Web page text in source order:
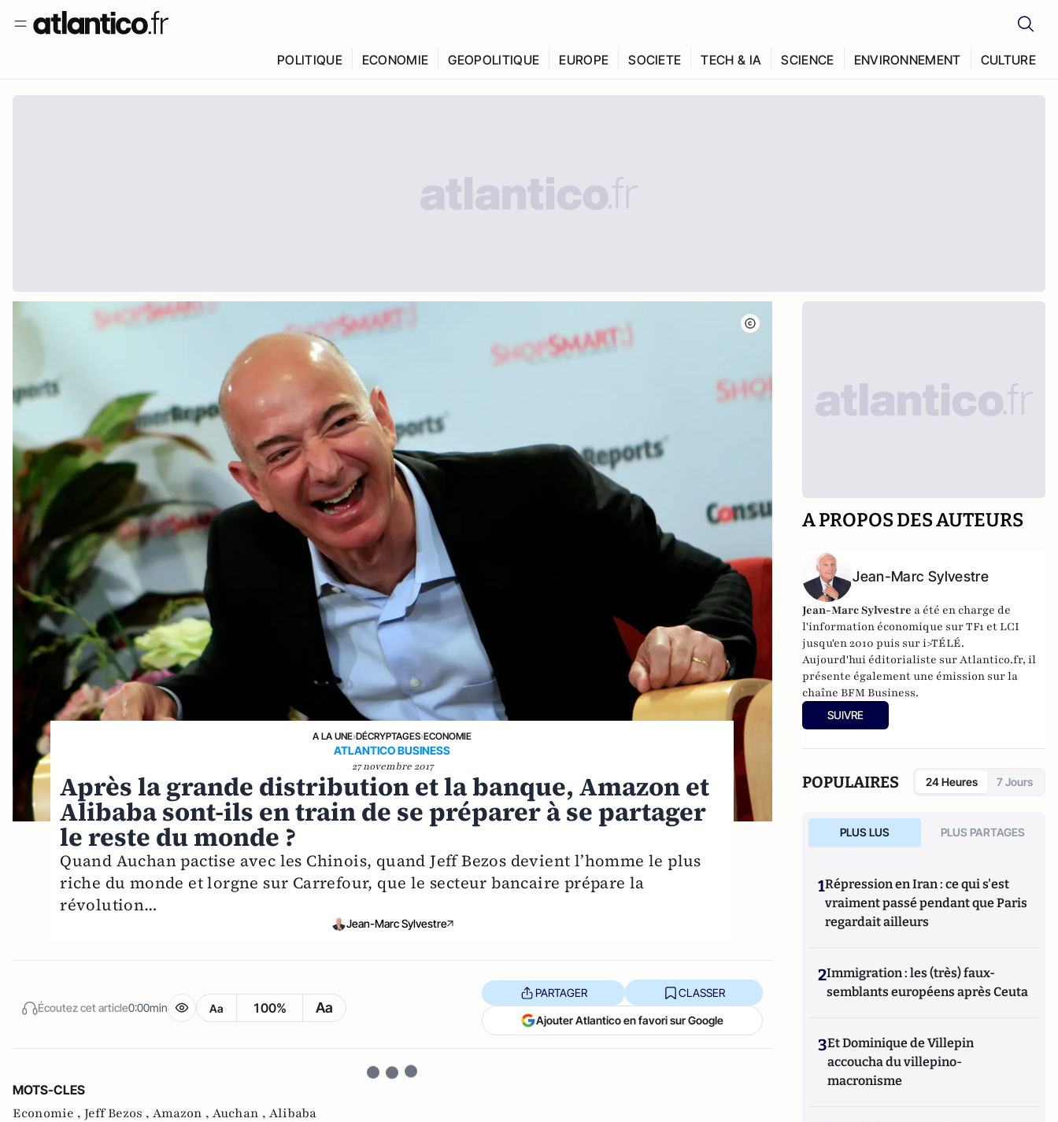
POLITIQUE ECONOMIE GEOPOLITIQUE EUROPE SOCIETE TECH & IA SCIENCE ENVIRONNEMENT CULTURE
A LA UNE›DÉCRYPTAGES›ECONOMIE
ATLANTICO BUSINESS
27 novembre 2017
Après la grande distribution et la banque, Amazon et
Alibaba sont-ils en train de se préparer à se partager
le reste du monde ?
Quand Auchan pactise avec les Chinois, quand Jeff Bezos devient l’homme le plus
riche du monde et lorgne sur Carrefour, que le secteur bancaire prépare la
révolution…
Jean-Marc Sylvestre
Écoutez cet article0:00min Aa 100% Aa
PARTAGER CLASSER
Ajouter Atlantico en favori sur Google
MOTS-CLES
Economie , Jeff Bezos , Amazon , Auchan , Alibaba
A PROPOS DES AUTEURS
Jean-Marc Sylvestre
Jean-Marc Sylvestre a été en charge de
l'information économique sur TF1 et LCI
jusqu'en 2010 puis sur i>TÉLÉ.
Aujourd'hui éditorialiste sur Atlantico.fr, il
présente également une émission sur la
chaîne BFM Business.
SUIVRE
POPULAIRES 24 Heures 7 Jours
PLUS LUS PLUS PARTAGES
1Répression en Iran : ce qui s'est
vraiment passé pendant que Paris
regardait ailleurs
2Immigration : les (très) faux-
semblants européens après Ceuta
3Et Dominique de Villepin
accoucha du villepino-
macronisme